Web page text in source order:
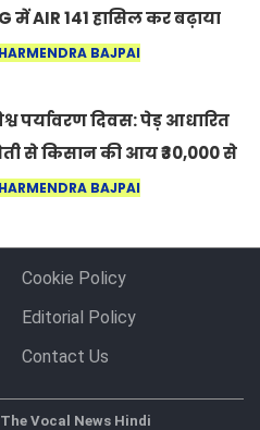
में AIR 141 हासिल कर बढ़ाया
का मान BAJPAI
पर्यावरण दिवस: पेड़ आधारित
से किसान की आय ₹30,000 से
₹3 लाख प्रति एकड़ हुई
BAJPAI
Cookie Policy
Editorial Policy
Contact Us
Vocal News Hindi